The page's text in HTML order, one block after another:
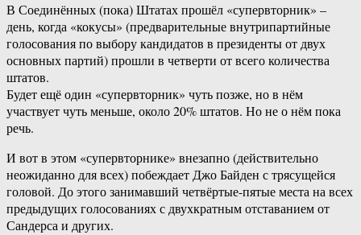
В Соединённых (пока) Штатах прошёл «супервторник» –
день, когда «кокусы» (предварительные внутрипартийные
голосования по выбору кандидатов в президенты от двух
основных партий) прошли в четверти от всего количества
штатов.
Будет ещё один «супервторник» чуть позже, но в нём
участвует чуть меньше, около 20% штатов. Но не о нём пока
речь.
И вот в этом «супервторнике» внезапно (действительно
неожиданно для всех) побеждает Джо Байден с трясущейся
головой. До этого занимавший четвёртые-пятые места на всех
предыдущих голосованиях с двухкратным отставанием от
Сандерса и других.